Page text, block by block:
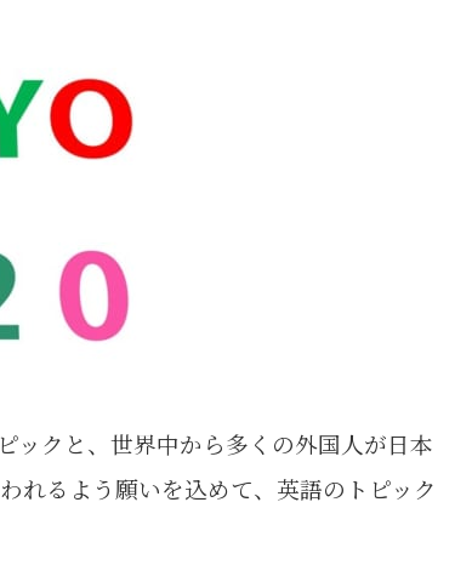
ックと、世界中から多くの外国人が日本
れるよう願いを込めて、英語のトピック